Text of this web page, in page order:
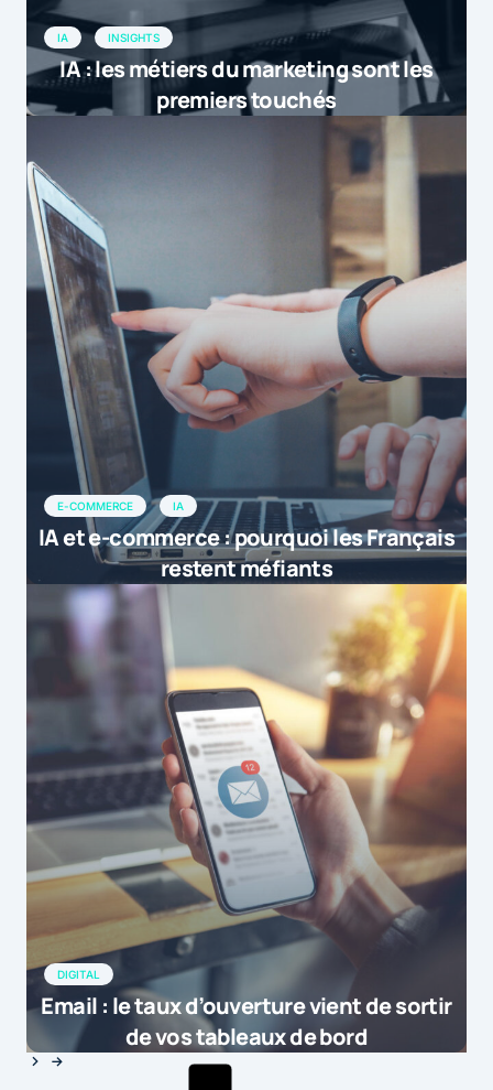
IA INSIGHTS
IA : les métiers du marketing sont les
premiers touchés
E-COMMERCE IA
IA et e-commerce : pourquoi les Français
restent méfiants
DIGITAL
Email : le taux d’ouverture vient de sortir
de vos tableaux de bord